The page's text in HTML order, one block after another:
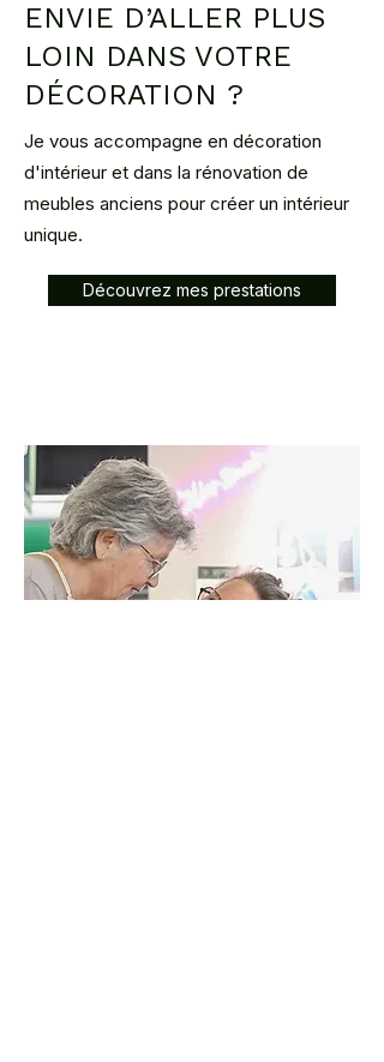
ENVIE D’ALLER PLUS
LOIN DANS VOTRE
DÉCORATION ?
Je vous accompagne en décoration
d'intérieur et dans la rénovation de
meubles anciens pour créer un intérieur
unique.
Découvrez mes prestations